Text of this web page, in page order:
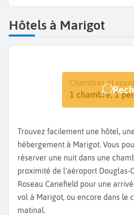
Hôtels à Marigot
Destination
Marigot
Dates
Dates de votre
Chambres et
1 chambre, 1
Trouvez facilement une hôtel,
hébergement à Marigot. Vous
réserver une nuit dans une
proximité de l'aéroport Douglas-
Roseau Canefield pour une
vol à Marigot, ou encore dans le
matinal.